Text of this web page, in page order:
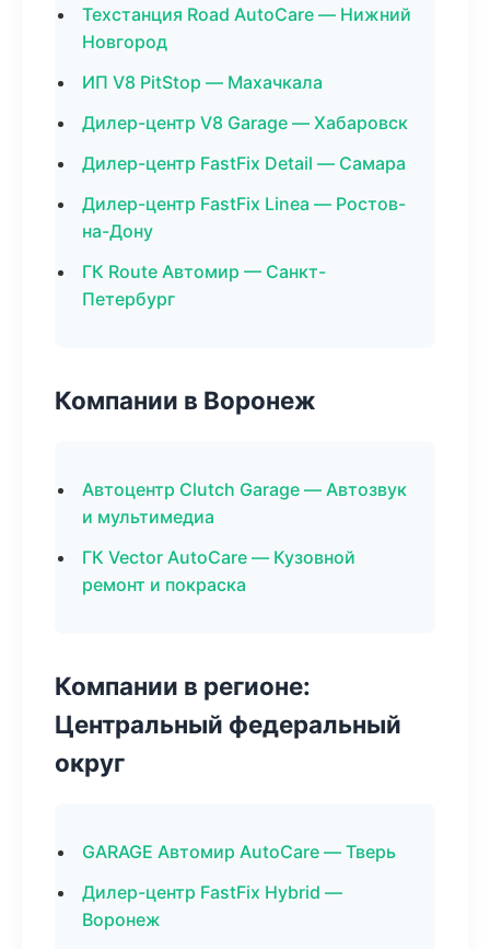
Техстанция Road AutoCare — Нижний
Новгород
ИП V8 PitStop — Махачкала
Дилер-центр V8 Garage — Хабаровск
Дилер-центр FastFix Detail — Самара
Дилер-центр FastFix Linea — Ростов-
на-Дону
ГК Route Автомир — Санкт-
Петербург
Компании в Воронеж
Автоцентр Clutch Garage — Автозвук
и мультимедиа
ГК Vector AutoCare — Кузовной
ремонт и покраска
Компании в регионе:
Центральный федеральный
округ
GARAGE Автомир AutoCare — Тверь
Дилер-центр FastFix Hybrid —
Воронеж